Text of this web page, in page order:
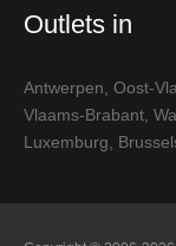
Outlets in
Antwerpen Oost-
Vlaams-Brabant
Luxemburg